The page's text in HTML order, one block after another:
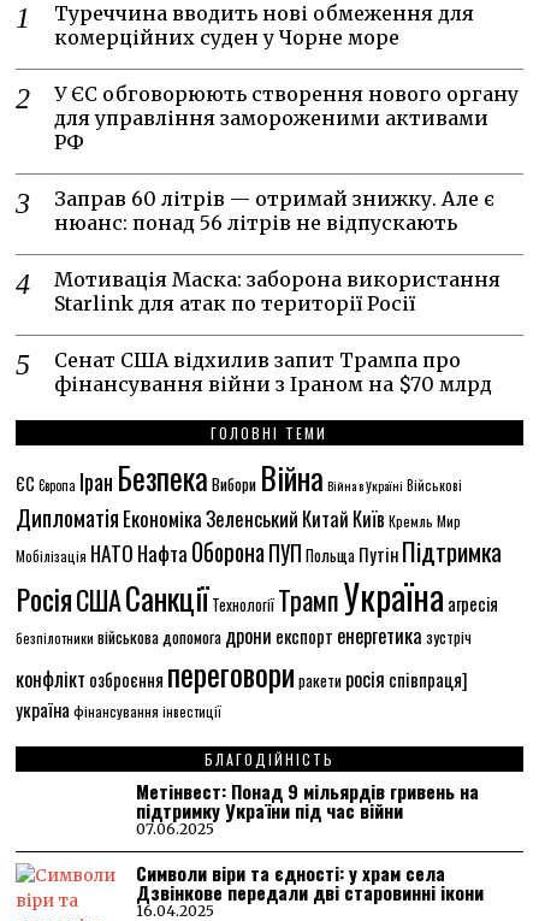
Туреччина вводить нові обмеження для
комерційних суден у Чорне море
У ЄС обговорюють створення нового органу
для управління замороженими активами
РФ
Заправ 60 літрів — отримай знижку. Але є
нюанс: понад 56 літрів не відпускають
Мотивація Маска: заборона використання
Starlink для атак по території Росії
Сенат США відхилив запит Трампа про
фінансування війни з Іраном на $70 млрд
ГОЛОВНІ ТЕМИ
ЄС Європа Іран Безпека Вибори Війна Війна в Україні Військові
Дипломатія ЕкономікаЗеленський Китай Київ Кремль Мир
Мобілізація НАТО Нафта ОборонаПУП Польща ПутінПідтримка
РосіяСШАСанкціїТехнологіїТрампУкраїна агресія
безпілотники військова допомога дрони експорт енергетика зустріч
конфлікт озброєння переговори ракети росія співпраця]
україна фінансування інвестиції
БЛАГОДІЙНІСТЬ
Метінвест: Понад 9 мільярдів гривень на
підтримку України під час війни
07.06.2025
Символи віри та єдності: у храм села
Дзвінкове передали дві старовинні ікони
16.04.2025